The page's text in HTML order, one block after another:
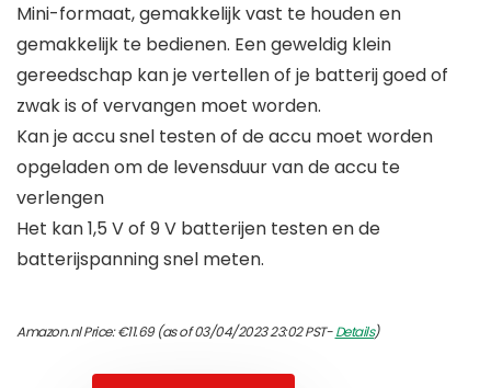
Mini-formaat, gemakkelijk vast te houden en
gemakkelijk te bedienen. Een geweldig klein
gereedschap kan je vertellen of je batterij goed of
zwak is of vervangen moet worden.
Kan je accu snel testen of de accu moet worden
opgeladen om de levensduur van de accu te
verlengen
Het kan 1,5 V of 9 V batterijen testen en de
batterijspanning snel meten.
Amazon.nl Price:€11.69(as of 03/04/2023 23:02 PST-Details)